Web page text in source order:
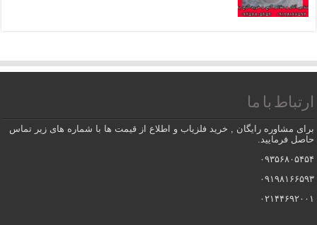
ارتباط با ما
برای مشاوره رایگان , خرید فلزیاب و اطلاع از قیمت ها با شماره های زیر تماس
حاصل فرمایید.
۰۹۳۵۶۸۰۵۴۵۴
۰۹۱۹۸۱۶۶۵۹۳
۰۲۱۴۴۶۹۲۰۰۱